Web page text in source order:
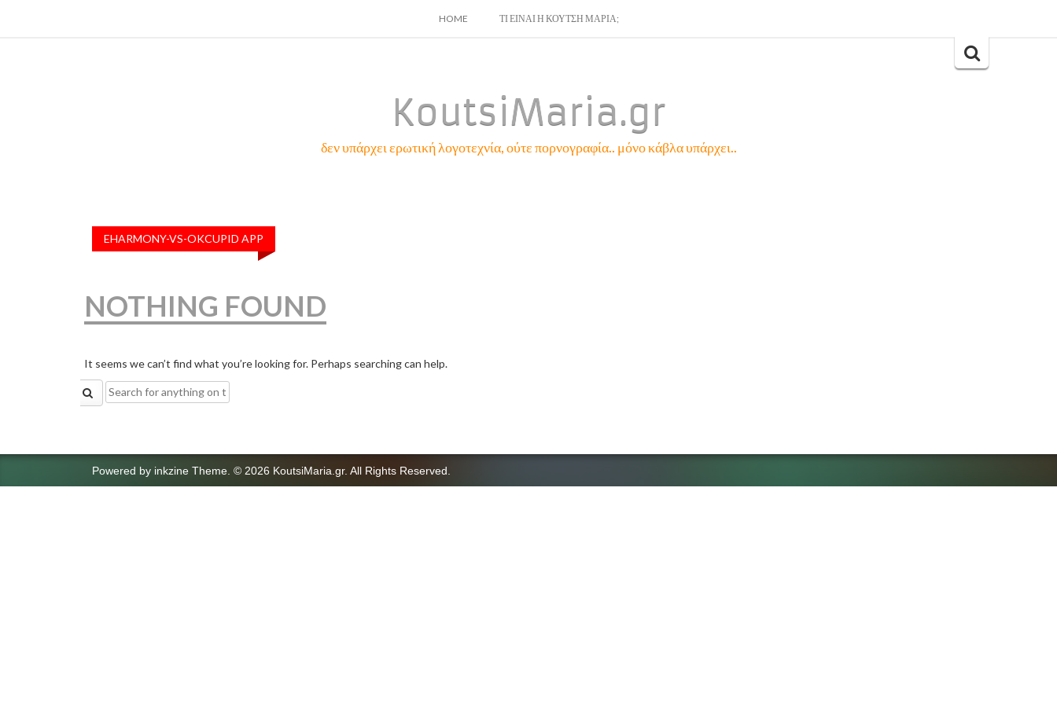
SKIP
HOME ΤΙ ΕΙΝΑΙ Η ΚΟΥΤΣΗ ΜΑΡΙΑ;
Search
KoutsiMaria.gr
δεν υπάρχει ερωτική λογοτεχνία, ούτε πορνογραφία.. μόνο κάβλα υπάρχει..
EHARMONY-VS-OKCUPID APP
NOTHING FOUND
It seems we can’t find what you’re looking for. Perhaps searching can help.
Search
for:
Powered by inkzine Theme © 2026 KoutsiMaria.gr. All Rights Reserved.